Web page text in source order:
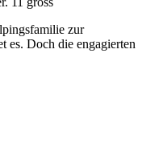
zur
es. Doch die engagierten